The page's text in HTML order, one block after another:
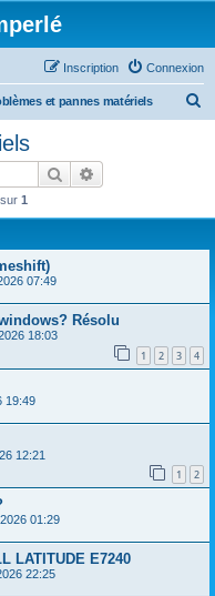
Connexion
Inscription
et pannes matériels
Rechercher
sur 1
07:49
Résolu
18:03
1 2 3 4
19:49
12:21
1 2
01:29
LATITUDE E7240
22:25